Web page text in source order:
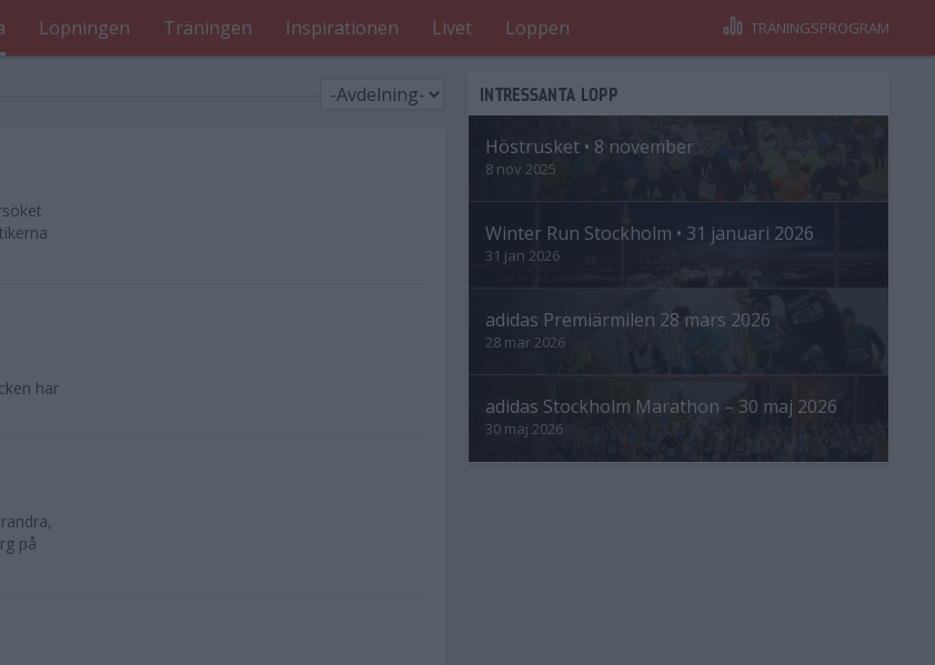
Löpningen Träningen Inspirationen Livet Loppen TRÄNINGSPROGRAM
har
på
INTRESSANTA LOPP
Höstrusket • 8 november
8 nov 2025
Winter Run Stockholm • 31 januari 2026
31 jan 2026
adidas Premiärmilen 28 mars 2026
28 mar 2026
adidas Stockholm Marathon – 30 maj 2026
30 maj 2026